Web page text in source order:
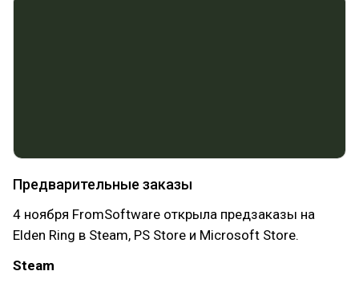
Предварительные заказы
4 ноября FromSoftware открыла предзаказы на
Elden Ring в Steam, PS Store и Microsoft Store.
Steam